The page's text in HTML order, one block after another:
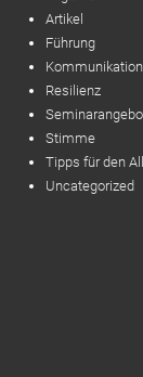
Artikel
Führung
Kommunikation
Resilienz
Stimme
Tipps für den
Uncategorized